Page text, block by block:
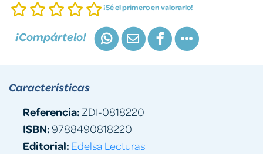
¡Sé el primero en valorarlo!
¡Compártelo!
Características
Referencia: ZDI-0818220
ISBN:9788490818220
Editorial: Edelsa Lecturas